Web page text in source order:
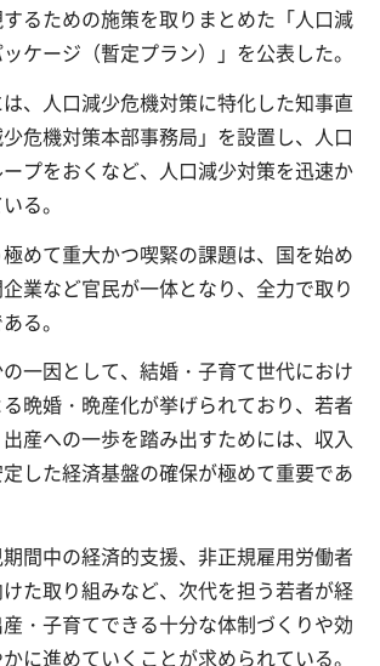
るための施策を取りまとめた「人口減
ケージ（暫定プラン）」を公表した。
、人口減少危機対策に特化した知事直
危機対策本部事務局」を設置し、人口
プをおくなど、人口減少対策を迅速か
る。
めて重大かつ喫緊の課題は、国を始め
業など官民が一体となり、全力で取り
る。
一因として、結婚・子育て世代におけ
晩婚・晩産化が挙げられており、若者
産への一歩を踏み出すためには、収入
した経済基盤の確保が極めて重要であ
間中の経済的支援、非正規雇用労働者
た取り組みなど、次代を担う若者が経
・子育てできる十分な体制づくりや効
に進めていくことが求められている。